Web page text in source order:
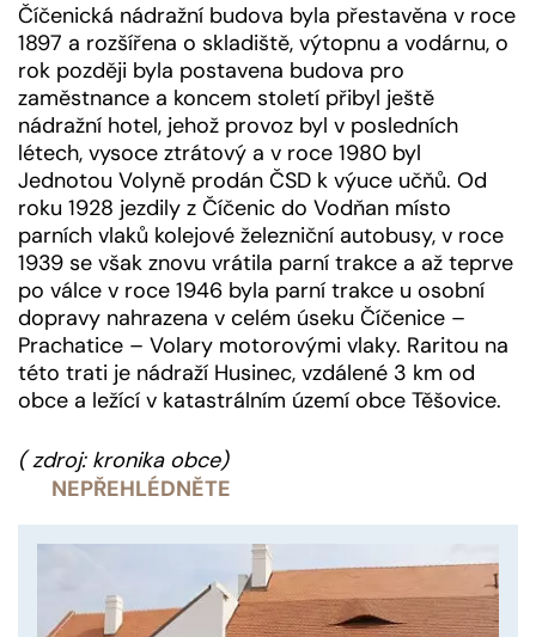
Číčenická nádražní budova byla přestavěna v roce
1897 a rozšířena o skladiště, výtopnu a vodárnu, o
rok později byla postavena budova pro
zaměstnance a koncem století přibyl ještě
nádražní hotel, jehož provoz byl v posledních
létech, vysoce ztrátový a v roce 1980 byl
Jednotou Volyně prodán ČSD k výuce učňů. Od
roku 1928 jezdily z Číčenic do Vodňan místo
parních vlaků kolejové železniční autobusy, v roce
1939 se však znovu vrátila parní trakce a až teprve
po válce v roce 1946 byla parní trakce u osobní
dopravy nahrazena v celém úseku Číčenice –
Prachatice – Volary motorovými vlaky. Raritou na
této trati je nádraží Husinec, vzdálené 3 km od
obce a ležící v katastrálním území obce Těšovice.
( zdroj: kronika obce)
NEPŘEHLÉDNĚTE